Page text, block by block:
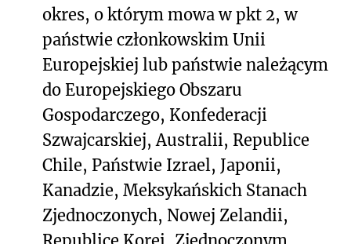
okres, o którym mowa w pkt 2, w
państwie członkowskim Unii
Europejskiej lub państwie należącym
do Europejskiego Obszaru
Gospodarczego, Konfederacji
Szwajcarskiej, Australii, Republice
Chile, Państwie Izrael, Japonii,
Kanadzie, Meksykańskich Stanach
Zjednoczonych, Nowej Zelandii,